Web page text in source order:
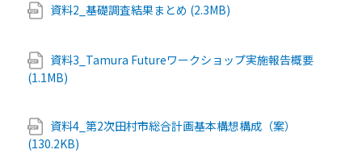
資料2_基礎調査結果まとめ (2.3MB)
資料3_Tamura Futureワークショップ実施報告概要
(1.1MB)
資料4_第2次田村市総合計画基本構想構成（案）
(130.2KB)